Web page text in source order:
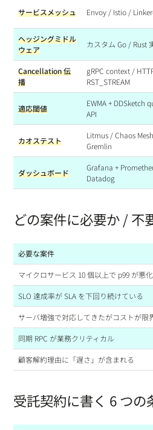
サービスメッシュ Envoy / Istio /
ヘッジングミドル
ウェア
カスタム Go / Rust
Cancellation 伝
播
gRPC context /
RST_STREAM
適応閾値
EWMA + DDSketch
API
カオステスト
Litmus / Chaos
Gremlin
ダッシュボード
Grafana +
Datadog
どの案件に必要か / 不
必要な案件
マイクロサービス 10 個以上で p99 が悪化
SLO 達成率が SLA を下回り続けている
サーバ増強で対応してきたがコストが限
同期 RPC が業務クリティカル
顧客解約理由に「遅さ」が含まれる
受託契約に書く 6 つの